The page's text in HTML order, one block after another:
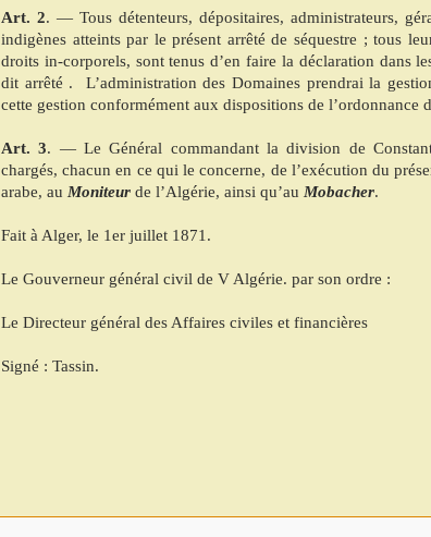
Art. 2. — Tous détenteurs, dépositaires, administrateurs,
indigènes atteints par le présent arrêté de séquestre ; tous
droits in-corporels, sont tenus d’en faire la déclaration dans
dit arrêté . L’administration des Domaines prendrai la
cette gestion conformément aux dispositions de l’ordonnance
Art. 3. — Le Général commandant la division de
chargés, chacun en ce qui le concerne, de l’exécution du
arabe, au Moniteur de l’Algérie, ainsi qu’au Mobacher.
Fait à Alger, le 1er juillet 1871.
Le Gouverneur général civil de V Algérie. par son ordre :
Le Directeur général des Affaires civiles et financières
Signé : Tassin.